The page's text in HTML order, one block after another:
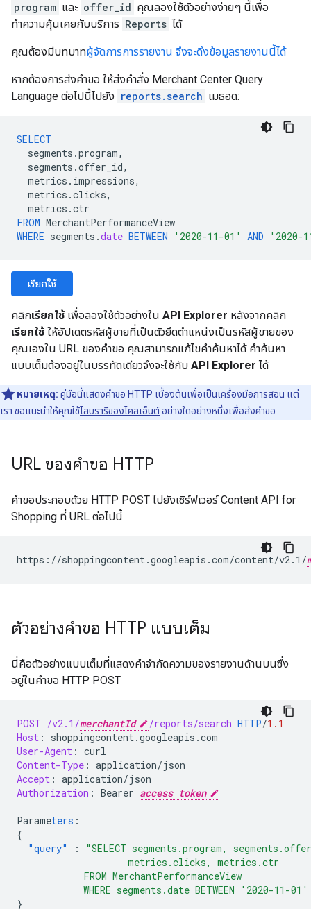
program และ offer_id คุณลองใช้ตัวอย่างง่ายๆ นี้เพื่อ
ทำความคุ้นเคยกับบริการ Reports ได้
คุณต้องมีบทบาทผู้จัดการการรายงาน จึงจะดึงข้อมูลรายงานนี้ได้
หากต้องการส่งคำขอ ให้ส่งคำสั่ง Merchant Center Query
Language ต่อไปนี้ไปยัง reports.search เมธอด:
SELECT
segments .program,
segments .offer_id,
metrics . impressions,
metrics .clicks,
metrics .ctr
FROM MerchantPerformanceView
WHERE segments .date BETWEEN '2020-11-01' AND '2020-
เรียกใช้
คลิกเรียกใช้ เพื่อลองใช้ตัวอย่างใน API Explorer หลังจากคลิก
เรียกใช้ ให้อัปเดตรหัสผู้ขายที่เป็นตัวยึดตำแหน่งเป็นรหัสผู้ขายของ
คุณเองใน URL ของคำขอ คุณสามารถแก้ไขคําค้นหาได้ คําค้นหา
แบบเต็มต้องอยู่ในบรรทัดเดียวจึงจะใช้กับ API Explorer ได้
หมายเหตุ: คู่มือนี้แสดงคำขอ HTTP เบื้องต้นเพื่อเป็นเครื่องมือการสอน แต่
เรา ขอแนะนำให้คุณใช้ไลบรารีของไคลเอ็นต์อย่างใดอย่างหนึ่งเพื่อส่งคำขอ
URL ของคำขอ HTTP
คำขอประกอบด้วย HTTP POST ไปยังเซิร์ฟเวอร์ Content API for
Shopping ที่ URL ต่อไปนี้
https://shoppingcontent.googleapis.com/content/v2.1/
ตัวอย่างคำขอ HTTP แบบเต็ม
นี่คือตัวอย่างแบบเต็มที่แสดงคำจำกัดความของรายงานด้านบนซึ่ง
อยู่ในคำขอ HTTP POST
POST /v2.1/merchantId /reports/search HTTP/1.1
Host :
shoppingcontent.googleapis.com
User-Agent : curl
Content-Type : application/json
Accept : application/json
Authorization : Bearer access token
Parameters :
{
"query"
:
"SELECT segments.program,
                    metrics.clicks, metrics.ctr
            FROM MerchantPerformanceView
WHERE segments.date BETWEEN '2020-11-
}